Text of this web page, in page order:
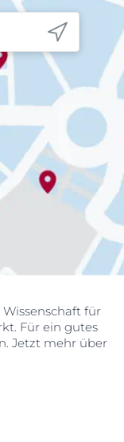
für
Für ein gutes
Jetzt mehr über